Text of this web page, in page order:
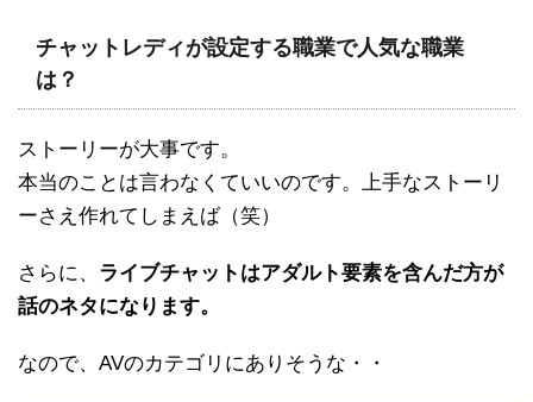
チャットレディが設定する職業で人気な職業
は？
ストーリーが大事です。
本当のことは言わなくていいのです。上手なストーリ
ーさえ作れてしまえば（笑）
さらに、 ライブチャットはアダルト要素を含んだ方が
話のネタになります。
なので、AVのカテゴリにありそうな・・